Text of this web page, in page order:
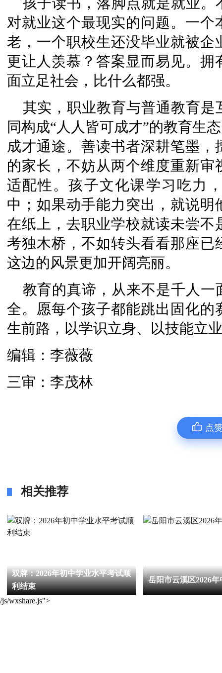
对就业这个最现实的问题。一
老，一个职校生还没毕业就被企
更让人羡慕？答案显而易见。
面立足社会，比什么都强。
其实，职业教育与普通教育
同构成“人人皆可成才”的教育生
成才通途。善读书者深耕笔墨
的家长，不妨从两个维度重新
适配性。孩子文化课学习吃力
中；如果动手能力突出，就说
在纸上，去职业学校就读未尝
考独木桥，不如转头看看那座已
这边的风景更加开阔亮丽。
教育的真谛，从来不是千人
全。愿每个孩子都能跳出固化
生前路，以学识立身、以技能立
编辑：李薇薇
三审：李茂林
点
相关推荐
双牌：2026年初中学业水平考试顺
利结束
岳阳市云溪区2026
/js/wxshare.js">